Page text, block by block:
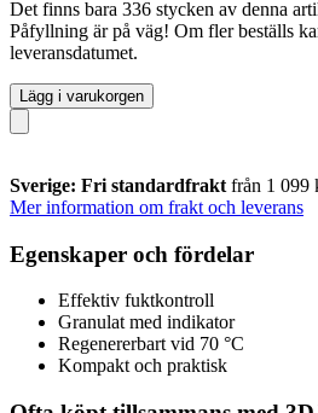
Det finns bara 336 stycken av denna
Påfyllning är på väg! Om fler beställs
leveransdatumet.
Lägg i varukorgen
Sverige: Fri standardfrakt från 1 099
Mer information om frakt och leverans
Egenskaper och fördelar
Effektiv fuktkontroll
Granulat med indikator
Regenererbart vid 70 °C
Kompakt och praktisk